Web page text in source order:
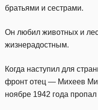
братьями и сестрами.
Он любил животных и
жизнерадостным.
Когда наступил для
фронт отец — Михеев
ноябре 1942 года пропал